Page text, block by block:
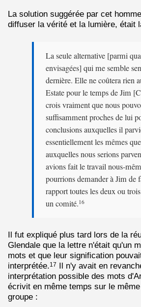
La solution suggérée par cet
diffuser la vérité et la lumière, était
La seule alternative [parmi
envisagées] qui me semble
dernière. Elle ne coûtera rien
Estate pour le temps de Jim
crois vraiment que nous
suffisamment proches de lui
conclusions auxquelles il
essentiellement les mêmes
auxquelles nous serions
avions fait le travail nous-
pourrions demander à Jim de
rapport toutes les deux ou
un comité.16
Il fut expliqué plus tard lors de la
Glendale que la lettre n'était qu'un
mots et que leur signification
interprétée.17 Il n'y avait en
interprétation possible des mots
écrivit en même temps sur le
groupe :